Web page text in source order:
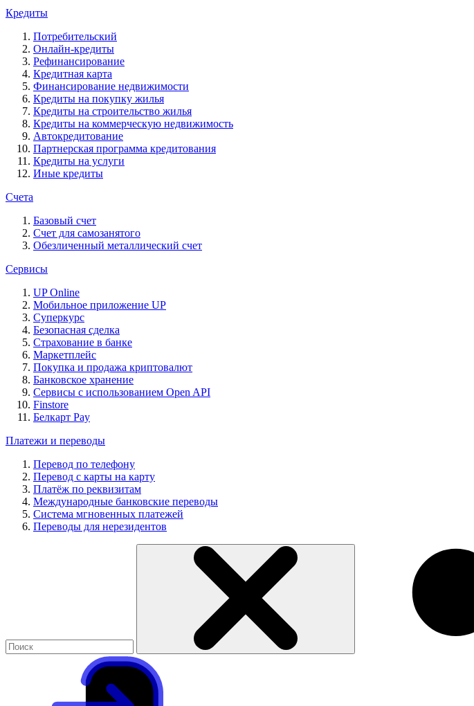
Кредиты
Потребительский
Онлайн-кредиты
Рефинансирование
Кредитная карта
Финансирование недвижимости
Кредиты на покупку жилья
Кредиты на строительство жилья
Кредиты на коммерческую недвижимость
Автокредитование
Партнерская программа кредитования
Кредиты на услуги
Иные кредиты
Счета
Базовый счет
Счет для самозанятого
Обезличенный металлический счет
Сервисы
UP Online
Мобильное приложение UP
Суперкурс
Безопасная сделка
Страхование в банке
Маркетплейс
Покупка и продажа криптовалют
Банковское хранение
Сервисы с использованием Open API
Finstore
Белкарт Pay
Платежи и переводы
Перевод по телефону
Перевод с карты на карту
Платёж по реквизитам
Международные банковские переводы
Система мгновенных платежей
Переводы для нерезидентов